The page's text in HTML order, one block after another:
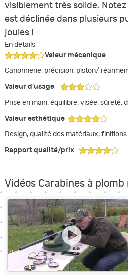
visiblement très solide.
est déclinée dans plusieurs
joules !
En details
Valeur mécanique
Canonnerie, précision, piston/
Valeur d'usage
Prise en main, équilibre, visée, sûreté,
Valeur esthétique
Design, qualité des matériaux, finitions
Rapport qualité/prix
Vidéos Carabines à